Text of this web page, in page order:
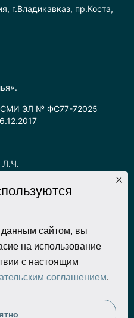
СМИ ЭЛ № ФС77-72025
Л.Ч.
для лиц старше 16 лет.
опубликованные на сайте,
законодательством
Любое использование
возможно только
«Крылья») и при строгом
сетевых ресурсов –
г.Владикавказ, пр.Коста,
данным сайтом, вы
на использование
с настоящим
соглашением.